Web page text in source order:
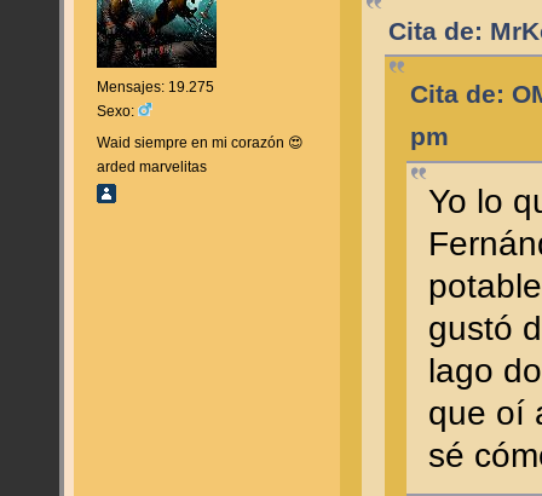
Mensajes: 19.275
Sexo:
Waid siempre en mi corazón 😍
arded marvelitas
Cita de:
Cita de:
pm
Yo lo
gustó
lago
que oí
sé